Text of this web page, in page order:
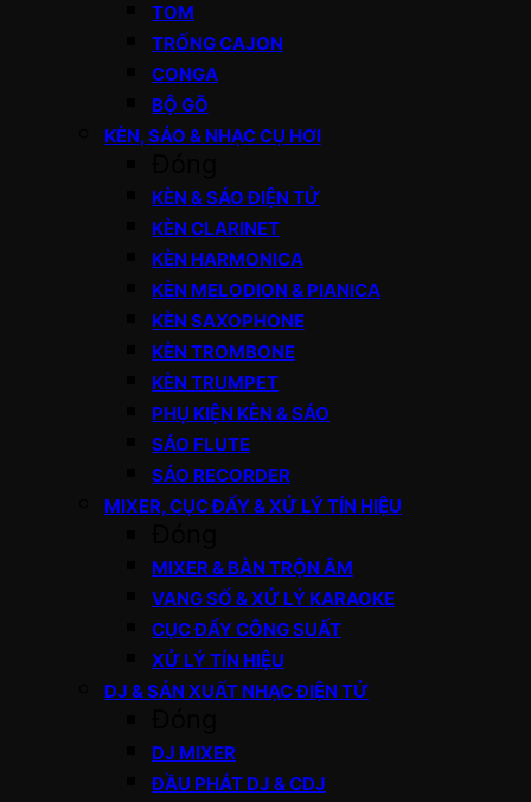
TOM
TRỐNG CAJON
CONGA
BỘ GÕ
KÈN, SÁO & NHẠC CỤ HƠI
KÈN & SÁO ĐIỆN TỬ
KÈN CLARINET
KÈN HARMONICA
KÈN MELODION & PIANICA
KÈN SAXOPHONE
KÈN TROMBONE
KÈN TRUMPET
PHỤ KIỆN KÈN & SÁO
SÁO FLUTE
SÁO RECORDER
MIXER, CỤC ĐẨY & XỬ LÝ TÍN HIỆU
MIXER & BÀN TRỘN ÂM
VANG SỐ & XỬ LÝ KARAOKE
CỤC ĐẨY CÔNG SUẤT
XỬ LÝ TÍN HIỆU
DJ & SẢN XUẤT NHẠC ĐIỆN TỬ
DJ MIXER
ĐẦU PHÁT DJ & CDJ